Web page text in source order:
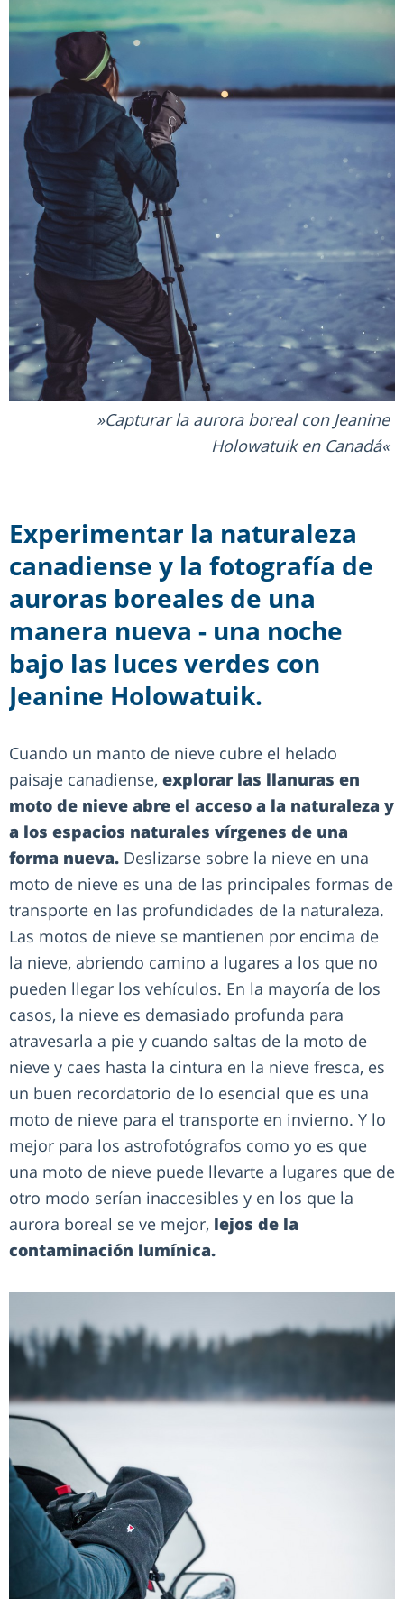
Capturar la aurora boreal con Jeanine
Holowatuik en Canadá
Experimentar la naturaleza
canadiense y la fotografía de
auroras boreales de una
manera nueva - una noche
bajo las luces verdes con
Jeanine Holowatuik.
Cuando un manto de nieve cubre el helado
paisaje canadiense, explorar las llanuras en
moto de nieve abre el acceso a la naturaleza y
a los espacios naturales vírgenes de una
forma nueva. Deslizarse sobre la nieve en una
moto de nieve es una de las principales formas de
transporte en las profundidades de la naturaleza.
Las motos de nieve se mantienen por encima de
la nieve, abriendo camino a lugares a los que no
pueden llegar los vehículos. En la mayoría de los
casos, la nieve es demasiado profunda para
atravesarla a pie y cuando saltas de la moto de
nieve y caes hasta la cintura en la nieve fresca, es
un buen recordatorio de lo esencial que es una
moto de nieve para el transporte en invierno. Y lo
mejor para los astrofotógrafos como yo es que
una moto de nieve puede llevarte a lugares que de
otro modo serían inaccesibles y en los que la
aurora boreal se ve mejor, lejos de la
contaminación lumínica.